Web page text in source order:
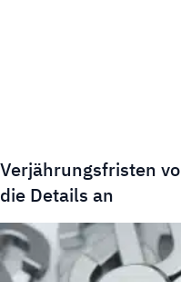
Verjährungsfristen
die Details an